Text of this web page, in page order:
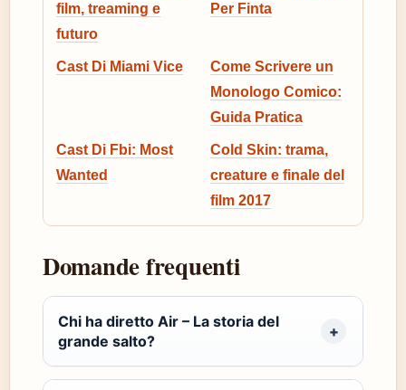
film, treaming e
futuro
Per Finta
Cast Di Miami Vice
Come Scrivere un
Monologo Comico:
Guida Pratica
Cast Di Fbi: Most
Wanted
Cold Skin: trama,
creature e finale del
film 2017
Domande frequenti
Chi ha diretto Air – La storia del
grande salto?